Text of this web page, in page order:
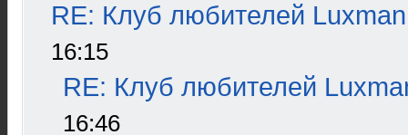
RE: Клуб любителей Luxman
16:15
RE: Клуб любителей
16:46